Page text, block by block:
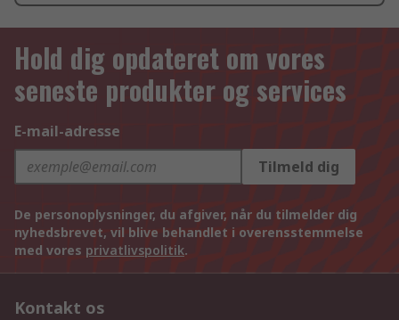
Hold dig opdateret om vores
seneste produkter og services
E-mail-adresse
Tilmeld dig
De personoplysninger, du afgiver, når du tilmelder dig
nyhedsbrevet, vil blive behandlet i overensstemmelse
med vores privatlivspolitik.
Kontakt os